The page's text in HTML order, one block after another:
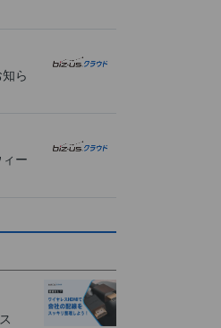
ら
ー